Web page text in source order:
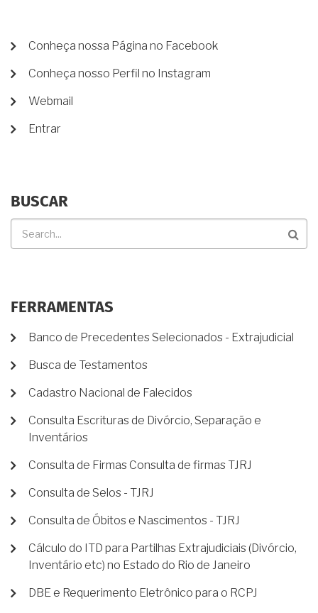
NA
HERANÇA
PARA
TERCEIROS?
MENU
CONTA
DE
Conheça nossa Página no Facebook
Conheça nosso Perfil no Instagram
Webmail
Entrar
BUSCAR
FERRAMENTAS
Banco de Precedentes Selecionados - Extrajudicial
Busca de Testamentos
Cadastro Nacional de Falecidos
Consulta Escrituras de Divórcio, Separação e
Inventários
Consulta de Firmas Consulta de firmas TJRJ
Consulta de Selos - TJRJ
Consulta de Óbitos e Nascimentos - TJRJ
Cálculo do ITD para Partilhas Extrajudiciais (Divórcio,
Inventário etc) no Estado do Rio de Janeiro
DBE e Requerimento Eletrônico para o RCPJ